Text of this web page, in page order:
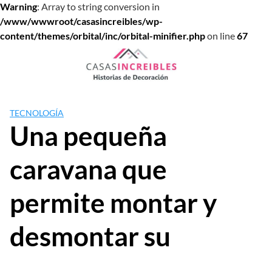
Warning: Array to string conversion in
/www/wwwroot/casasincreibles/wp-
content/themes/orbital/inc/orbital-minifier.phpon line67
TECNOLOGÍA
Una pequeña
caravana que
permite montar y
desmontar su